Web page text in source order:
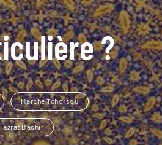
?
Marché Tchorsou
Bashir